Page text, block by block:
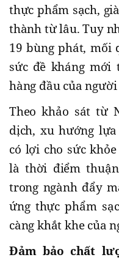
thực phẩm sạch,
thành từ lâu. Tuy
19 bùng phát, mối
sức đề kháng
hàng đầu của
Theo khảo sát từ
dịch, xu hướng
có lợi cho sức
là thời điểm
trong ngành đẩy
ứng thực phẩm
càng khắt khe của
Đảm bảo chất